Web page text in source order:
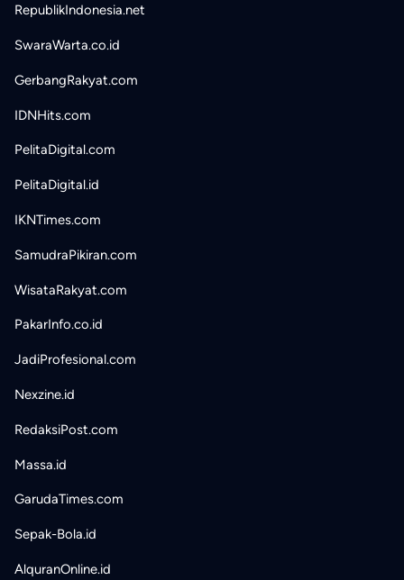
RepublikIndonesia.net
SwaraWarta.co.id
GerbangRakyat.com
IDNHits.com
PelitaDigital.com
PelitaDigital.id
IKNTimes.com
SamudraPikiran.com
WisataRakyat.com
PakarInfo.co.id
JadiProfesional.com
Nexzine.id
RedaksiPost.com
Massa.id
GarudaTimes.com
Sepak-Bola.id
AlquranOnline.id